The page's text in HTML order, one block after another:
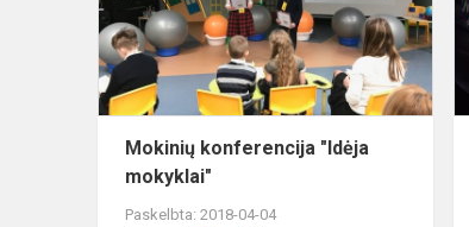
Mokinių konferencija "Idėja
mokyklai"
Paskelbta: 2018-04-04